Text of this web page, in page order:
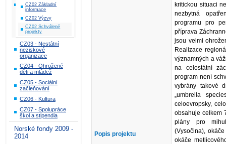
CZ02 Základní
informace
CZ02 Výzvy
CZ02 Schválené
projekty
CZ03 - Nestátní
neziskové
organizace
CZ04 - Ohrožené
děti a mládež
CZ05 - Sociální
začleňování
CZ06 - Kultura
CZ07 - Spolupráce
škol a stipendia
Norské fondy 2009 -
2014
Popis projektu
kritickou situaci
nezbytná
programu pro
příprava
jsou velmi
Realizace
významných a
na celostátní
program není
vybrány takové
„umbrella
celoevropsky,
obsahuje celkem
plány pro
(Vysočina),
okáče